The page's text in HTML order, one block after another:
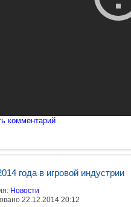
комментарий
года в игровой индустрии
Новости
22.12.2014 20:12